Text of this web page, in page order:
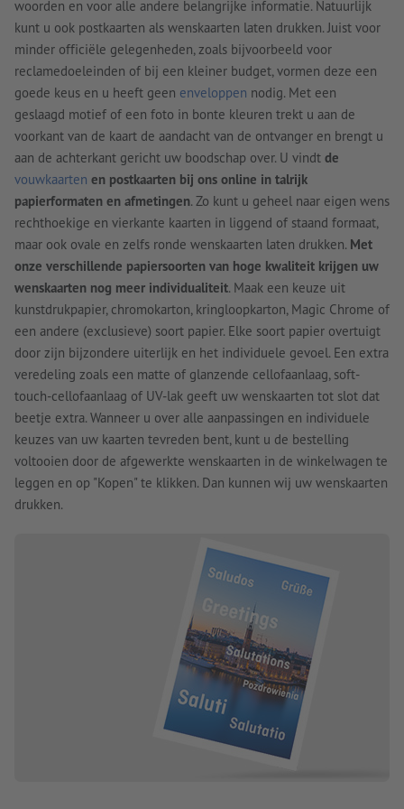
woorden en voor alle andere belangrijke informatie. Natuurlijk
kunt u ook postkaarten als wenskaarten laten drukken. Juist voor
minder officiële gelegenheden, zoals bijvoorbeeld voor
reclamedoeleinden of bij een kleiner budget, vormen deze een
goede keus en u heeft geen enveloppen nodig. Met een
geslaagd motief of een foto in bonte kleuren trekt u aan de
voorkant van de kaart de aandacht van de ontvanger en brengt u
aan de achterkant gericht uw boodschap over. U vindt de
vouwkaarten en postkaarten bij ons online in talrijk
papierformaten en afmetingen. Zo kunt u geheel naar eigen wens
rechthoekige en vierkante kaarten in liggend of staand formaat,
maar ook ovale en zelfs ronde wenskaarten laten drukken. Met
onze verschillende papiersoorten van hoge kwaliteit krijgen uw
wenskaarten nog meer individualiteit. Maak een keuze uit
kunstdrukpapier, chromokarton, kringloopkarton, Magic Chrome of
een andere (exclusieve) soort papier. Elke soort papier overtuigt
door zijn bijzondere uiterlijk en het individuele gevoel. Een extra
veredeling zoals een matte of glanzende cellofaanlaag, soft-
touch-cellofaanlaag of UV-lak geeft uw wenskaarten tot slot dat
beetje extra. Wanneer u over alle aanpassingen en individuele
keuzes van uw kaarten tevreden bent, kunt u de bestelling
voltooien door de afgewerkte wenskaarten in de winkelwagen te
leggen en op "Kopen" te klikken. Dan kunnen wij uw wenskaarten
drukken.